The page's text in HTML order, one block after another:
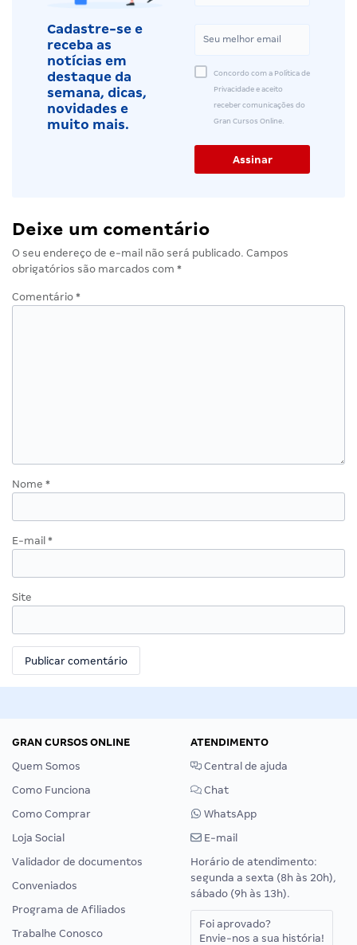
Cadastre-se e
receba as
notícias em
destaque da
semana, dicas,
novidades e
muito mais.
Concordo com a Política de
Privacidade e aceito
receber comunicações do
Gran Cursos Online.
Deixe um comentário
O seu endereço de e-mail não será publicado. Campos
obrigatórios são marcados com *
Comentário *
Nome *
E-mail *
Site
GRAN CURSOS ONLINE
Quem Somos
Como Funciona
Como Comprar
Loja Social
Validador de documentos
Conveniados
Programa de Afiliados
Trabalhe Conosco
ATENDIMENTO
Central de ajuda
Chat
WhatsApp
E-mail
Horário de atendimento:
segunda a sexta (8h às 20h),
sábado (9h às 13h).
Foi aprovado?
Envie-nos a sua história!